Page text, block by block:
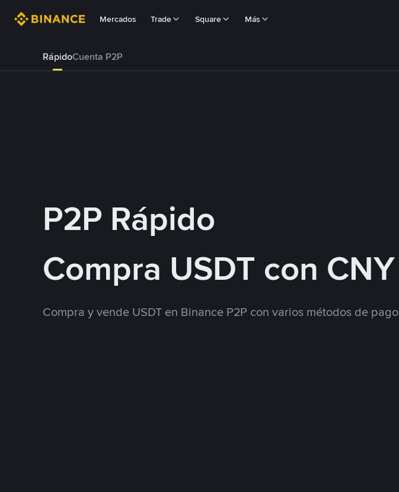
Mercados Trade Square Más
RápidoCuenta P2P
P2P Rápido
Compra USDT con CNY
Compra y vende USDT en Binance P2P con varios métodos de pago